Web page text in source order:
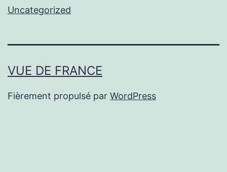
Uncategorized
VUE DE FRANCE
Fièrement propulsé par WordPress